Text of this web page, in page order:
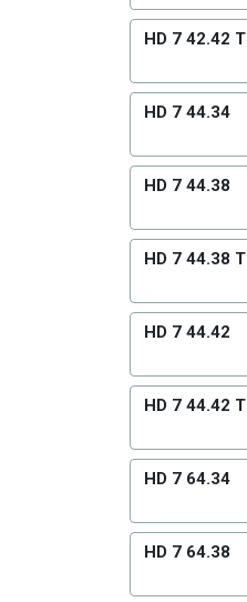
HD 7 42.42 T
HD 7 44.34
HD 7 44.38
HD 7 44.38 T
HD 7 44.42
HD 7 44.42 T
HD 7 64.34
HD 7 64.38